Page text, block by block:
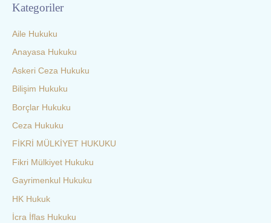
Kategoriler
Aile Hukuku
Anayasa Hukuku
Askeri Ceza Hukuku
Bilişim Hukuku
Borçlar Hukuku
Ceza Hukuku
FİKRİ MÜLKİYET HUKUKU
Fikri Mülkiyet Hukuku
Gayrimenkul Hukuku
HK Hukuk
İcra İflas Hukuku